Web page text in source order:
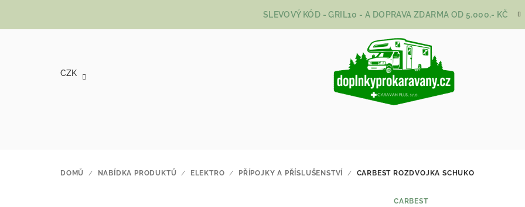
SLEVOVÝ KÓD - GRIL10 - A DOPRAVA ZDARMA OD 5.000,- KČ
CZK
DOMŮ / NABÍDKA PRODUKTŮ / ELEKTRO / PŘÍPOJKY A PŘÍSLUŠENSTVÍ / CARBEST ROZDVOJKA SCHUKO
CARBEST